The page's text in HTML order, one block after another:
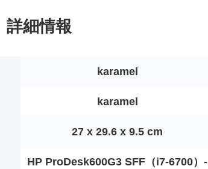
詳細情報
‎karamel
‎karamel
‎27 x 29.6 x 9.5 cm
‎HP ProDesk600G3 SFF（i7-6700）-